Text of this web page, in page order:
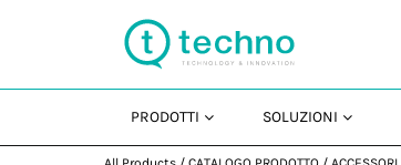
PRODOTTI SOLUZIONI